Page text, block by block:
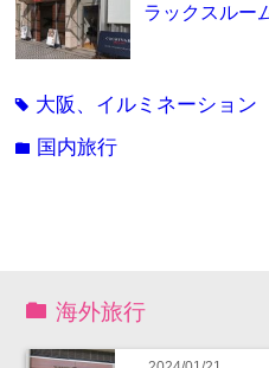
ラックスルー
tag 大阪、イルミネーション
folder 国内旅行
海外旅行